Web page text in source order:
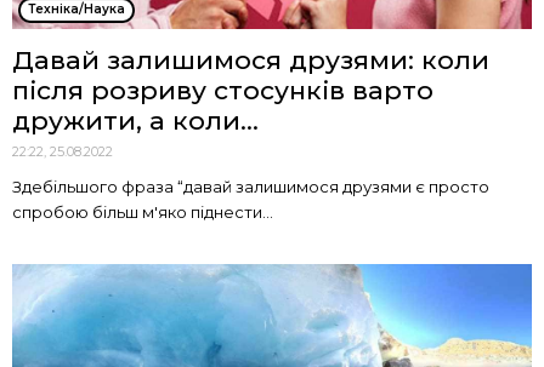
Техніка/Наука
Давай залишимося друзями: коли
після розриву стосунків варто
дружити, а коли...
22:22, 25.08.2022
Здебільшого фраза “давай залишимося друзями є просто
спробою більш м'яко піднести...